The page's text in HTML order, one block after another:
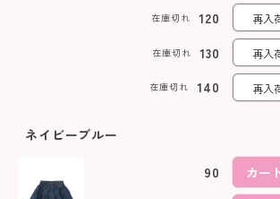
120
在庫切れ 再入
130
在庫切れ 再入
140
在庫切れ 再入
ネイビーブルー
90 カー